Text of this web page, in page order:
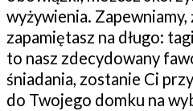
wyżywienia. Zapewniamy,
zapamiętasz na długo:
to nasz zdecydowany
śniadania, zostanie Ci
do Twojego domku na